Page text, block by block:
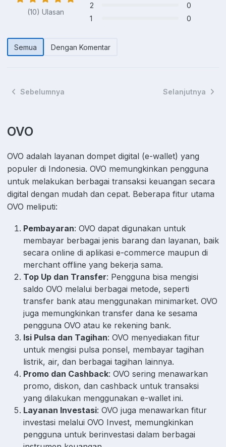
(10) Ulasan
2
0
1
0
Semua Dengan Komentar
Sebelumnya Selanjutnya
OVO
OVO adalah layanan dompet digital (e-wallet) yang
populer di Indonesia. OVO memungkinkan pengguna
untuk melakukan berbagai transaksi keuangan secara
digital dengan mudah dan cepat. Beberapa fitur utama
OVO meliputi:
Pembayaran: OVO dapat digunakan untuk
membayar berbagai jenis barang dan layanan, baik
secara online di aplikasi e-commerce maupun di
merchant offline yang bekerja sama.
Top Up dan Transfer: Pengguna bisa mengisi
saldo OVO melalui berbagai metode, seperti
transfer bank atau menggunakan minimarket. OVO
juga memungkinkan transfer dana ke sesama
pengguna OVO atau ke rekening bank.
Isi Pulsa dan Tagihan: OVO menyediakan fitur
untuk mengisi pulsa ponsel, membayar tagihan
listrik, air, dan berbagai tagihan lainnya.
Promo dan Cashback: OVO sering menawarkan
promo, diskon, dan cashback untuk transaksi
yang dilakukan menggunakan e-wallet ini.
Layanan Investasi: OVO juga menawarkan fitur
investasi melalui OVO Invest, memungkinkan
pengguna untuk berinvestasi dalam berbagai